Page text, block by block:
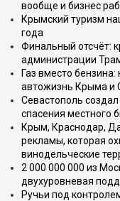
вообще и бизнес
Крымский туризм
года
Финальный отсчёт:
администрации
Газ вместо
автожизнь Крыма и
Севастополь
спасения местного
Крым, Краснодар,
рекламы, которая
винодельческие
2 000 000 000 из
двухуровневая
Ручьи под